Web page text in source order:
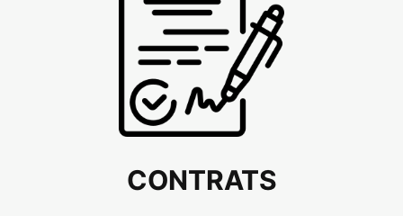
CONTRATS